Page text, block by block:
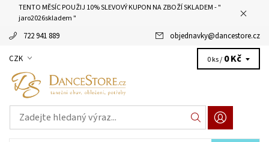
TENTO MĚSÍC POUŽIJ 10% SLEVOVÝ KUPON NA ZBOŽÍ SKLADEM - "
jaro2026skladem "
722 941 889 objednavky@dancestore.cz
CZK 0 ks / 0 Kč